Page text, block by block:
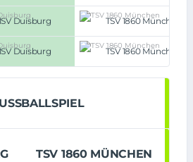
Duisburg TSV 1860 München
Duisburg TSV 1860 München
TSV 1860 MÜNCHEN